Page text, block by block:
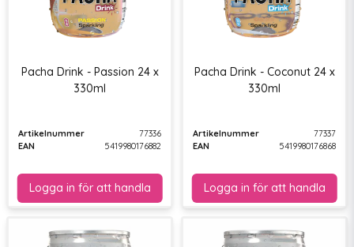
Pacha Drink - Passion 24 x
330ml
Artikelnummer
77336
EAN
5419980176882
Pacha Drink - Coconut 24 x
330ml
Artikelnummer
77337
EAN
5419980176868